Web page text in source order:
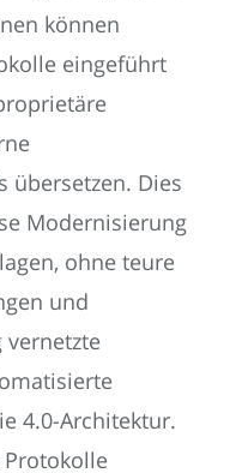
können
eingeführt
übersetzen. Dies
Modernisierung
ohne teure
und
4.0-Architektur.